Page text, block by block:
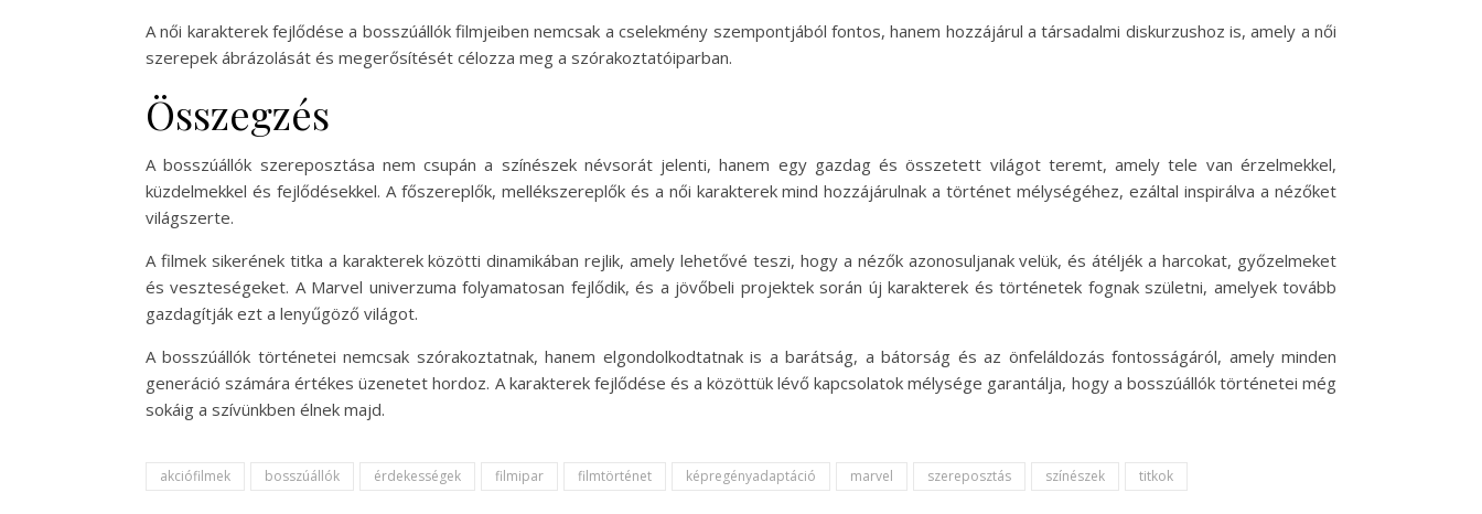
A női karakterek fejlődése a bosszúállók filmjeiben nemcsak a cselekmény szempontjából fontos, hanem hozzájárul a társadalmi diskurzushoz is, amely a női
szerepek ábrázolását és megerősítését célozza meg a szórakoztatóiparban.
Összegzés
A bosszúállók szereposztása nem csupán a színészek névsorát jelenti, hanem egy gazdag és összetett világot teremt, amely tele van érzelmekkel,
küzdelmekkel és fejlődésekkel. A főszereplők, mellékszereplők és a női karakterek mind hozzájárulnak a történet mélységéhez, ezáltal inspirálva a nézőket
világszerte.
A filmek sikerének titka a karakterek közötti dinamikában rejlik, amely lehetővé teszi, hogy a nézők azonosuljanak velük, és átéljék a harcokat, győzelmeket
és veszteségeket. A Marvel univerzuma folyamatosan fejlődik, és a jövőbeli projektek során új karakterek és történetek fognak születni, amelyek tovább
gazdagítják ezt a lenyűgöző világot.
A bosszúállók történetei nemcsak szórakoztatnak, hanem elgondolkodtatnak is a barátság, a bátorság és az önfeláldozás fontosságáról, amely minden
generáció számára értékes üzenetet hordoz. A karakterek fejlődése és a közöttük lévő kapcsolatok mélysége garantálja, hogy a bosszúállók történetei még
sokáig a szívünkben élnek majd.
akciófilmek bosszúállók érdekességek filmipar filmtörténet képregényadaptáció marvel szereposztás színészek titkok